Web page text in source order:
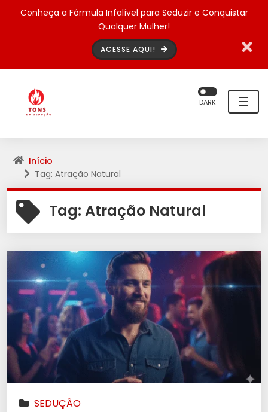
Conheça a Fórmula Infalível para Seduzir e Conquistar
Qualquer Mulher!
ACESSE AQUI!
☰
DARK
Início
Tag: Atração Natural
Tag: Atração Natural
SEDUÇÃO